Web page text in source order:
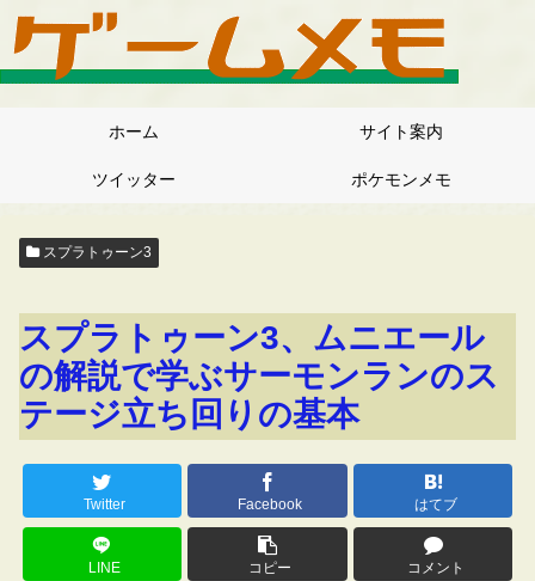
ホーム サイト案内
ツイッター ポケモンメモ
スプラトゥーン3
スプラトゥーン3、ムニエール
の解説で学ぶサーモンランのス
テージ立ち回りの基本
Twitter Facebook はてブ
LINE コピー コメント